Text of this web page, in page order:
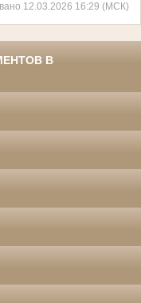
12.03.2026 16:29 (МСК)
В